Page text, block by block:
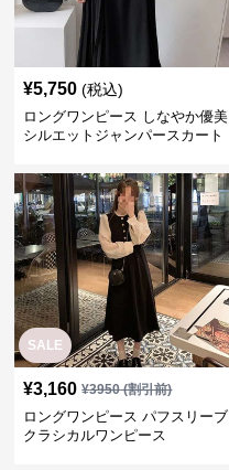
¥5,750 (税込)
ロングワンピース しなやか優美
シルエットジャンパースカート
SALE
¥3,160 ¥3950(割引前)
ロングワンピース パフスリーブ
クラシカルワンピース